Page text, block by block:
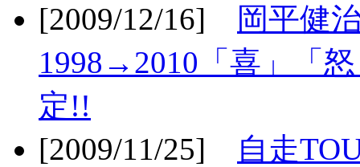
[2009/12/16]
岡平健
1998→2010「喜」「
定!!
[2009/11/25]
自走